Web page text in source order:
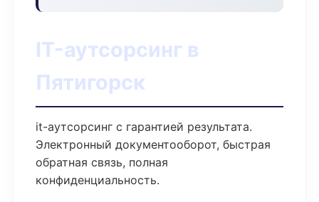
IT-аутсорсинг в
Пятигорск
it-аутсорсинг с гарантией результата.
Электронный документооборот, быстрая
обратная связь, полная
конфиденциальность.